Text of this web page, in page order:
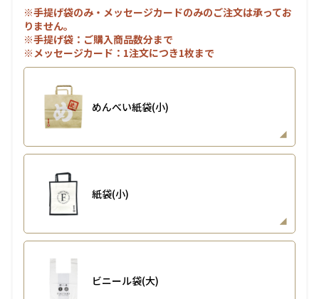
※手提げ袋のみ・メッセージカードのみのご注文は承ってお
りません。
※手提げ袋：ご購入商品数分まで
※メッセージカード：1注文につき1枚まで
めんべい紙袋(小)
紙袋(小)
ビニール袋(大)